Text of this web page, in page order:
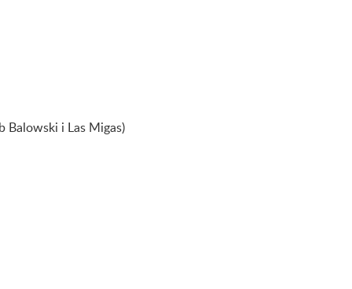
Balowski i Las Migas)